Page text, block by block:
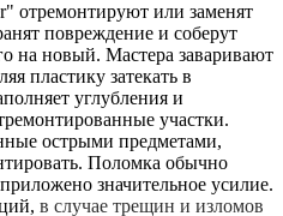
отремонтируют или заменят
повреждение и соберут
на новый. Мастера заваривают
пластику затекать в
углубления и
участки.
острыми предметами,
Поломка обычно
значительное усилие.
в случае трещин и изломов